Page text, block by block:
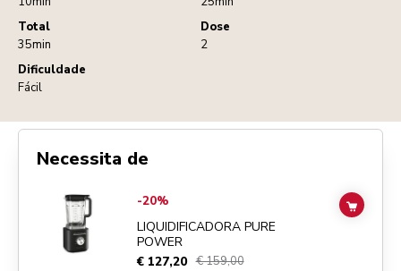
Total
35min
Dose
2
Dificuldade
Fácil
Necessita de
Go toLiquidificadora Pure Power
-20%
LIQUIDIFICADORA PURE
POWER
€ 127,20 € 159,00
ADD